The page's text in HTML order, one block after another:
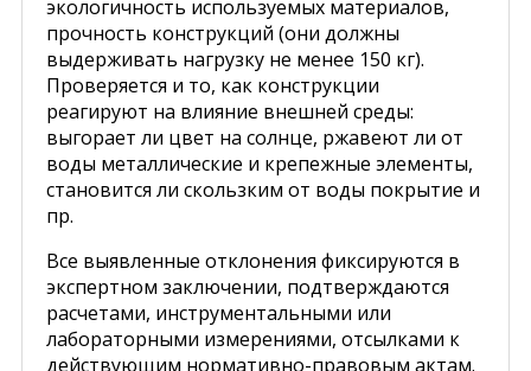
экологичность используемых материалов,
прочность конструкций (они должны
выдерживать нагрузку не менее 150 кг).
Проверяется и то, как конструкции
реагируют на влияние внешней среды:
выгорает ли цвет на солнце, ржавеют ли от
воды металлические и крепежные элементы,
становится ли скользким от воды покрытие и
пр.
Все выявленные отклонения фиксируются в
экспертном заключении, подтверждаются
расчетами, инструментальными или
лабораторными измерениями, отсылками к
действующим нормативно-правовым актам.